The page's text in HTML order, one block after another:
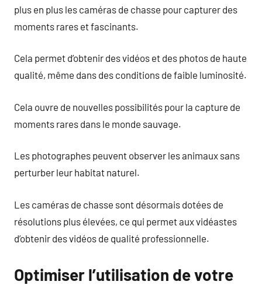
plus en plus les caméras de chasse pour capturer des
moments rares et fascinants.
Cela permet d’obtenir des vidéos et des photos de haute
qualité, même dans des conditions de faible luminosité.
Cela ouvre de nouvelles possibilités pour la capture de
moments rares dans le monde sauvage.
Les photographes peuvent observer les animaux sans
perturber leur habitat naturel.
Les caméras de chasse sont désormais dotées de
résolutions plus élevées, ce qui permet aux vidéastes
d’obtenir des vidéos de qualité professionnelle.
Optimiser l’utilisation de votre